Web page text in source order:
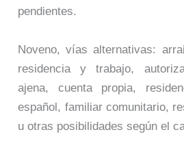
pendientes.
Noveno, vías alternativas:
residencia y trabajo,
ajena, cuenta propia,
español, familiar comunitario,
u otras posibilidades según el